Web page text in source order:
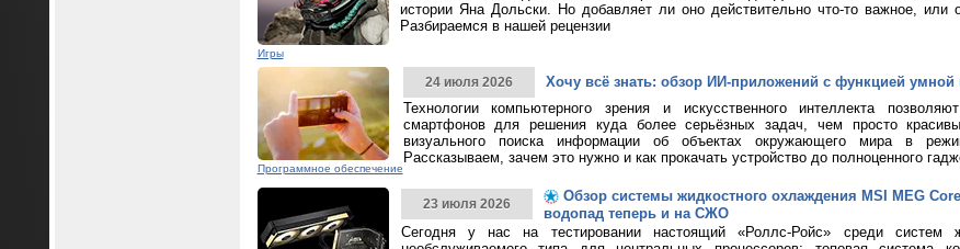
Игры
истории Яна Дольски. Но добавляет ли оно действительно что-то важное, или
Разбираемся в нашей рецензии
Программное обеспечение
24 июля 2026
Хочу всё знать: обзор ИИ-приложений с функцией
Технологии компьютерного зрения и искусственного интеллекта
смартфонов для решения куда более серьёзных задач, чем просто
визуального поиска информации об объектах окружающего мира в
Рассказываем, зачем это нужно и как прокачать устройство до полноценного
23 июля 2026
Обзор системы жидкостного охлаждения MSI MEG
водопад теперь и на СЖО
Сегодня у нас на тестировании настоящий «Роллс-Ройс» среди систем